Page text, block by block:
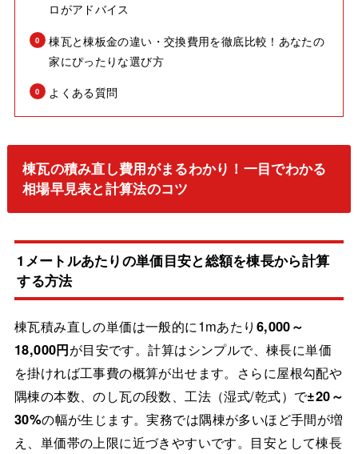
ロがアドバイス
棟瓦と棟板金の違い・交換費用を徹底比較！あなたの
家にぴったりな選び方
よくある質問
棟瓦の積み直し費用がまるわかり！一目でわかる
相場早見表と計算法のコツ
1メートルあたりの単価目安と総額を棟長から計算
する方法
棟瓦積み直しの単価は一般的に1mあたり 6,000～
18,000円が目安です。計算はシンプルで、棟長に単価
を掛ければ工事費の概算が出せます。さらに屋根勾配や
隅棟の本数、のし瓦の段数、工法（湿式/乾式）で±20～
30%の幅が生じます。実務では隅棟が多いほど手間が増
え、単価帯の上限に近づきやすいです。目安として棟長